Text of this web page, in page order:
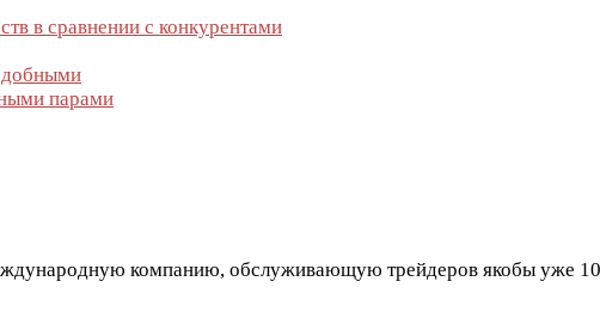
в сравнении с конкурентами
парами
компанию, обслуживающую трейдеров якобы уже